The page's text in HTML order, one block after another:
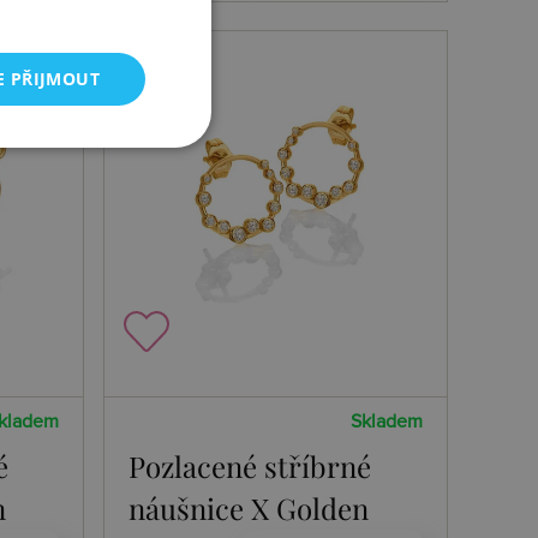
NOVINKA
Skladem
Pozlacené stříbrné
náušnice X Golden
PŘIJMOUT